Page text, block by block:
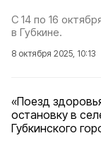
С 14 по 16
в Губкине.
8 октября 2025, 10:13
«Поезд
остановку в
Губкинского